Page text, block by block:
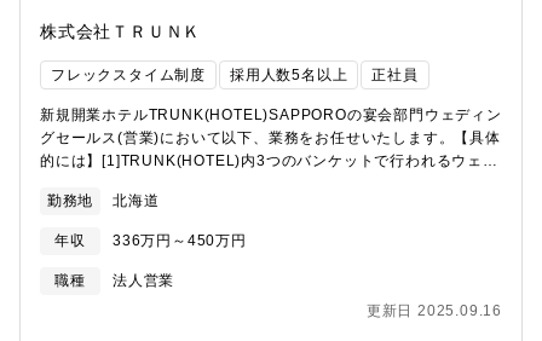
株式会社ＴＲＵＮＫ
フレックスタイム制度 採用人数5名以上 正社員
新規開業ホテルTRUNK(HOTEL)SAPPOROの宴会部門ウェディン
グセールス(営業)において以下、業務をお任せいたします。【具体
的には】[1]TRUNK(HOTEL)内3つのバンケットで行われるウェデ
る事前/当日対応・フォローアップ[3]TRUNK(HOTEL)ウェディン
グへの集客施策の企画実行、ネットワークづくり[4]営業活動に対
するマーケットリサーチ、情報収集【業務詳細】[1]■電話問い合わ
せに対する対応業務■婚礼顧客へのセールス業務（お客様ヒアリン
内後のフォローアップ・トレース業務■契約関連締結に対する事務
勤務地 北海道
年収 336万円～450万円
職種
法人営業
更新日 2025.09.16